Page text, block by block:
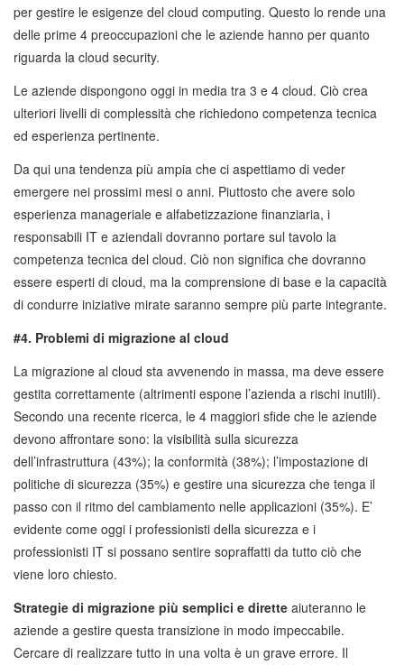
per gestire le esigenze del cloud computing. Questo lo rende una
delle prime 4 preoccupazioni che le aziende hanno per quanto
riguarda la cloud security.
Le aziende dispongono oggi in media tra 3 e 4 cloud. Ciò crea
ulteriori livelli di complessità che richiedono competenza tecnica
ed esperienza pertinente.
Da qui una tendenza più ampia che ci aspettiamo di veder
emergere nei prossimi mesi o anni. Piuttosto che avere solo
esperienza manageriale e alfabetizzazione finanziaria, i
responsabili IT e aziendali dovranno portare sul tavolo la
competenza tecnica del cloud. Ciò non significa che dovranno
essere esperti di cloud, ma la comprensione di base e la capacità
di condurre iniziative mirate saranno sempre più parte integrante.
#4. Problemi di migrazione al cloud
La migrazione al cloud sta avvenendo in massa, ma deve essere
gestita correttamente (altrimenti espone l’azienda a rischi inutili).
Secondo una recente ricerca, le 4 maggiori sfide che le aziende
devono affrontare sono: la visibilità sulla sicurezza
dell’infrastruttura (43%); la conformità (38%); l’impostazione di
politiche di sicurezza (35%) e gestire una sicurezza che tenga il
passo con il ritmo del cambiamento nelle applicazioni (35%). E’
evidente come oggi i professionisti della sicurezza e i
professionisti IT si possano sentire sopraffatti da tutto ciò che
viene loro chiesto.
Strategie di migrazione più semplici e dirette aiuteranno le
aziende a gestire questa transizione in modo impeccabile.
Cercare di realizzare tutto in una volta è un grave errore. Il